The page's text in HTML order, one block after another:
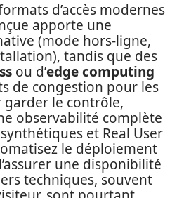
d’accès modernes
apporte une
(mode hors‑ligne,
tandis que des
ou d’edge computing
de congestion pour les
garder le contrôle,
observabilité complète
et Real User
le déploiement
une disponibilité
techniques, souvent